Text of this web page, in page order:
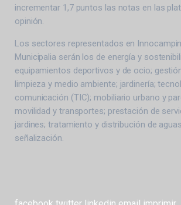
incrementar 1,7 puntos las notas en las
opinión.
Los sectores representados en
Municipalia serán los de energía y
equipamientos deportivos y de ocio;
limpieza y medio ambiente; jardinería;
comunicación (TIC); mobiliario urbano y
movilidad y transportes; prestación de
jardines; tratamiento y distribución de
señalización.